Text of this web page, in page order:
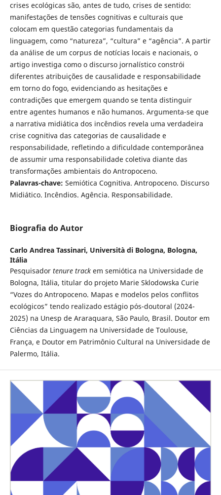
crises ecológicas são, antes de tudo, crises de sentido:
manifestações de tensões cognitivas e culturais que
colocam em questão categorias fundamentais da
linguagem, como “natureza”, “cultura” e “agência”. A partir
da análise de um corpus de notícias locais e nacionais, o
artigo investiga como o discurso jornalístico constrói
diferentes atribuições de causalidade e responsabilidade
em torno do fogo, evidenciando as hesitações e
contradições que emergem quando se tenta distinguir
entre agentes humanos e não humanos. Argumenta-se que
a narrativa midiática dos incêndios revela uma verdadeira
crise cognitiva das categorias de causalidade e
responsabilidade, refletindo a dificuldade contemporânea
de assumir uma responsabilidade coletiva diante das
transformações ambientais do Antropoceno.
Palavras-chave: Semiótica Cognitiva. Antropoceno. Discurso
Midiático. Incêndios. Agência. Responsabilidade.
Biografia do Autor
Carlo Andrea Tassinari, Università di Bologna, Bologna,
Itália
Pesquisador tenure trackem semiótica na Universidade de
Bologna, Itália, titular do projeto Marie Sklodowska Curie
“Vozes do Antropoceno. Mapas e modelos pelos conflitos
ecológicos” tendo realizado estágio pós-doutoral (2024-
2025) na Unesp de Araraquara, São Paulo, Brasil. Doutor em
Ciências da Linguagem na Universidade de Toulouse,
França, e Doutor em Patrimônio Cultural na Universidade de
Palermo, Itália.